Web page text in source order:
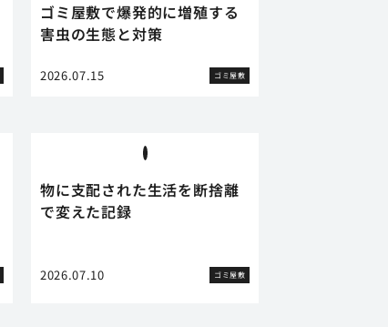
ゴミ屋敷で爆発的に増殖する
害虫の生態と対策
2026.07.15 ゴミ屋敷
物に支配された生活を断捨離
で変えた記録
2026.07.10 ゴミ屋敷